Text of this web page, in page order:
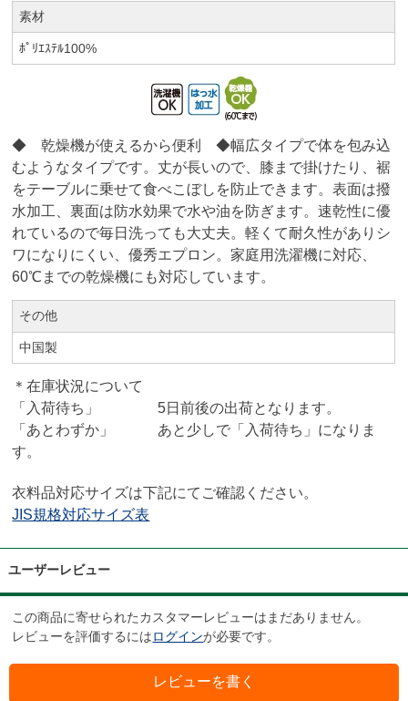
素材
ﾎﾟﾘｴｽﾃﾙ100%
◆ 乾燥機が使えるから便利 ◆幅広タイプで体を包み込
むようなタイプです。丈が長いので、膝まで掛けたり、裾
をテーブルに乗せて食べこぼしを防止できます。表面は撥
水加工、裏面は防水効果で水や油を防ぎます。速乾性に優
れているので毎日洗っても大丈夫。軽くて耐久性がありシ
ワになりにくい、優秀エプロン。家庭用洗濯機に対応、
60℃までの乾燥機にも対応しています。
その他
中国製
＊在庫状況について
「入荷待ち」 5日前後の出荷となります。
「あとわずか」 あと少しで「入荷待ち」になりま
す。
衣料品対応サイズは下記にてご確認ください。
JIS規格対応サイズ表
ユーザーレビュー
この商品に寄せられたカスタマーレビューはまだありません。
レビューを評価するにはログインが必要です。